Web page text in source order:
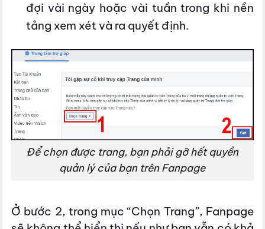
đợi vài ngày hoặc vài tuần trong khi nền
tảng xem xét và ra quyết định.
Để chọn được trang, bạn phải gỡ hết quyền
quản lý của bạn trên Fanpage
Ở bước 2, trong mục “Chọn Trang”, Fanpage